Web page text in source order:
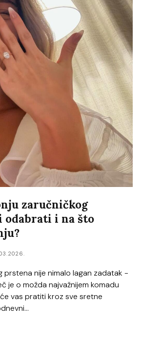
zaručničkog
odabrati i na što
prstena nije nimalo lagan zadatak -
je o možda najvažnijem komadu
vas pratiti kroz sve sretne